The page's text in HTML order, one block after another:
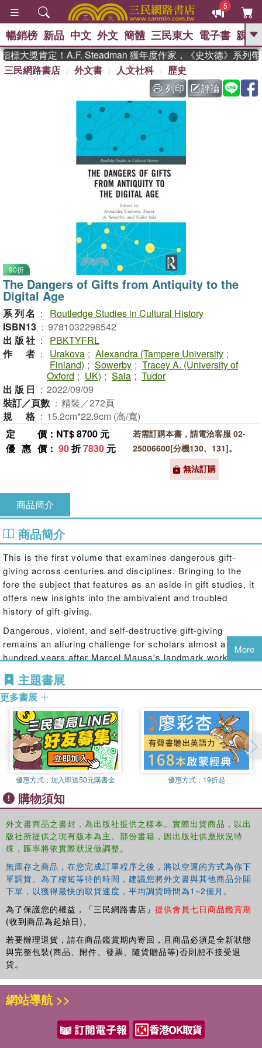
5
GO
熱搜： 東野圭吾 、
、 如果歷史是一群喵 、 暑期
國際布克獎 臺灣漫遊錄 、 方
台灣的李登輝時代
孩：黎曼猜想
、 偉大的迷走神經
暢銷榜 新品 中文 外文 簡體 三民東大 電子書 親子
大獎肯定！A.F. Steadman 獲年度作家，《史坎德》系列帶
三民網路書店
外文書 人文社科
歷史
列印
評論
90折
The Dangers of Gifts from Antiquity to the
Digital Age
系列名 ：
Routledge Studies in Cultural History
ISBN13 ： 9781032298542
出版社 ：
PBKTYFRL
作者 ： Urakova ; Alexandra (Tampere University ;
Finland) ; Sowerby ; Tracey A. (University of
Oxford ; UK) ; Sala ; Tudor
出版日 ： 2022/09/09
裝訂／頁數 ： 精裝／272頁
規格 ： 15.2cm*22.9cm (高/寬)
定價 ：NT$ 8700 元
優惠價 ： 90折7830 元
若需訂購本書，請電洽客服 02-
25006600[分機130、131]。
無法訂購
商品簡介
商品簡介
This is the first volume that examines dangerous gift-
giving across centuries and disciplines. Bringing to the
fore the subject that features as an aside in gift studies, it
offers new insights into the ambivalent and troubled
history of gift-giving.
Dangerous, violent, and self-destructive gift-giving
remains an alluring challenge for scholars almost a
hundred years after Marcel Mauss's landmark work on the
haunted mythologies, folklores, and literatures for
millennia. This book problematizes what stands behind the
notion of the ''dangerous gift'' and demonstrates how this
operational term may help us to better understand the role
and place of gift-giving from antiquity to the present
through a series of case studies ranging from ancient
Zoroastrianism to modern digital dating. The book
develops a complex historical, cross-cultural, and multi-
disciplinary approach to gift-giving that invites
comparisons between various facets of this phenomenon
through time and across societies.
The book will interest a wide range of scholars working in
anthropology, history, literary criticism, religious studies,
and contemporary digital culture. It will primarily appeal to
university educators and researchers of political culture,
pre-modern religion, social relations, and the relationship
between commerce and gifts.
More
主題書展
更多書展
優惠方式： 加入即送50元購書金 優惠方式： 19折起
購物須知
外文書商品之書封，為出版社提供之樣本。實際出貨商品，以出
版社所提供之現有版本為主。部份書籍，因出版社供應狀況特
殊，匯率將依實際狀況做調整。
無庫存之商品，在您完成訂單程序之後，將以空運的方式為你下
單調貨。為了縮短等待的時間，建議您將外文書與其他商品分開
下單，以獲得最快的取貨速度，平均調貨時間為1~2個月。
為了保護您的權益，「三民網路書店」 提供會員七日商品鑑賞期
(收到商品為起始日)。
若要辦理退貨，請在商品鑑賞期內寄回，且商品必須是全新狀態
與完整包裝(商品、附件、發票、隨貨贈品等)否則恕不接受退
貨。
網站導航 >>